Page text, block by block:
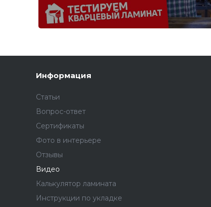
Информация
Статьи
Вопрос-ответ
Сертификаты
Фото в интерьере
Отзывы
Видео
Калькулятор ламината
Инструкции по укладке